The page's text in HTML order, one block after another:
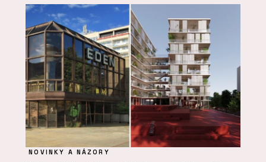
NOVINKY A NÁZORY